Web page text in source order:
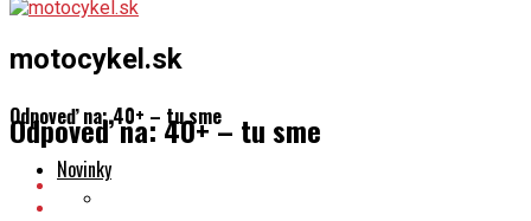
motocykel.sk
Odpoveď na: 40+ – tu sme
Novinky
Odpoveď na: 40+ – tu sme